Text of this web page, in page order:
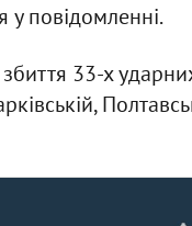
у повідомленні.
33-х